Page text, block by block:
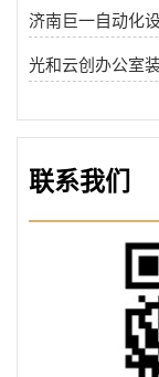
济南巨一自动化
光和云创办公室
联系我们